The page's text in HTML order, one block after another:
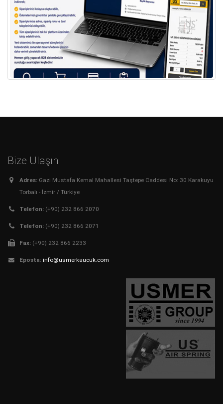
Bize Ulaşın
Adres: Gazi Mustafa Kemal Mahallesi Taştepe Caddesi No: 30 Karakuyu
Torbalı - İzmir / Türkiye
Telefon: (+90) 232 866 2070
Telefon: (+90) 232 866 2071
Fax: (+90) 232 866 2233
Eposta: info@usmerkaucuk.com